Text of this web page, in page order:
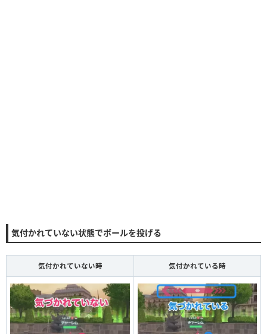
気付かれていない状態でボールを投げる
気付かれていない時 気付かれている時